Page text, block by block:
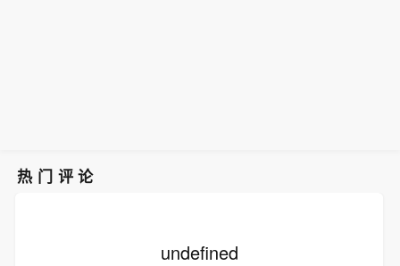
热门评论
undefined